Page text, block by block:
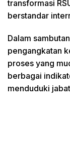
transformasi
berstandar
Dalam
pengangkatan
proses yang
berbagai
menduduki